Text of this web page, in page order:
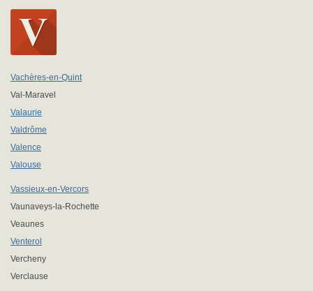
Vachères-en-Quint
Val-Maravel
Valaurie
Valdrôme
Valence
Valouse
Vassieux-en-Vercors
Vaunaveys-la-Rochette
Veaunes
Venterol
Vercheny
Verclause